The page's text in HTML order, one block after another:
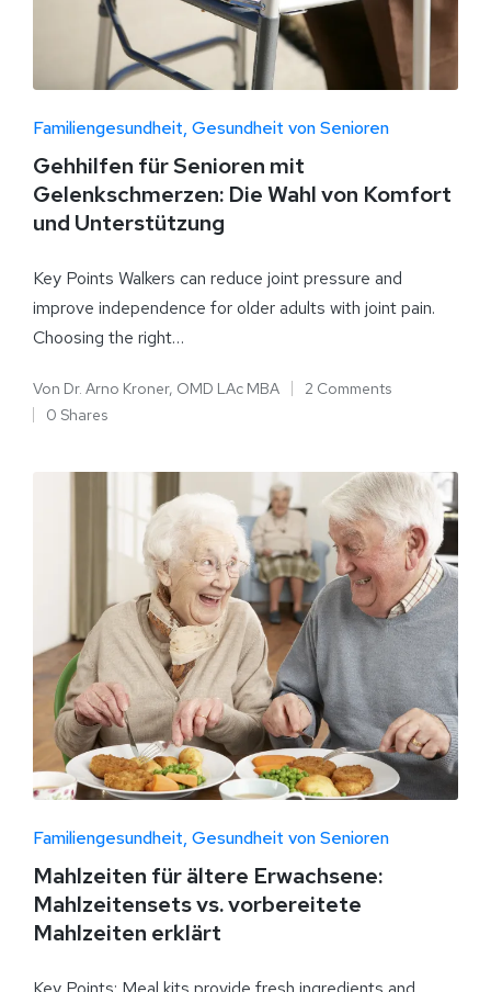
Familiengesundheit Gesundheit von Senioren
Gehhilfen für Senioren mit
Gelenkschmerzen: Die Wahl von Komfort
und Unterstützung
Key Points Walkers can reduce joint pressure and
improve independence for older adults with joint pain.
Choosing the right…
Von Dr. Arno Kroner, OMD LAc MBA
2 Comments
0 Shares
Familiengesundheit Gesundheit von Senioren
Mahlzeiten für ältere Erwachsene:
Mahlzeitensets vs. vorbereitete
Mahlzeiten erklärt